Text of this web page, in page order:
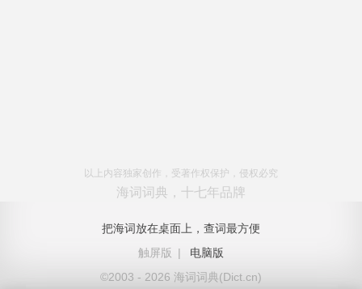
以上内容独家创作，受著作权保护，侵权必究
海词词典，十七年品牌
把海词放在桌面上，查词最方便
触屏版
|
电脑版
©2003 - 2026 海词词典(Dict.cn)